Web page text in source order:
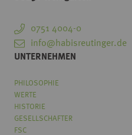
0751 4004-0
info@habisreutinger.de
UNTERNEHMEN
PHILOSOPHIE
WERTE
HISTORIE
GESELLSCHAFTER
FSC